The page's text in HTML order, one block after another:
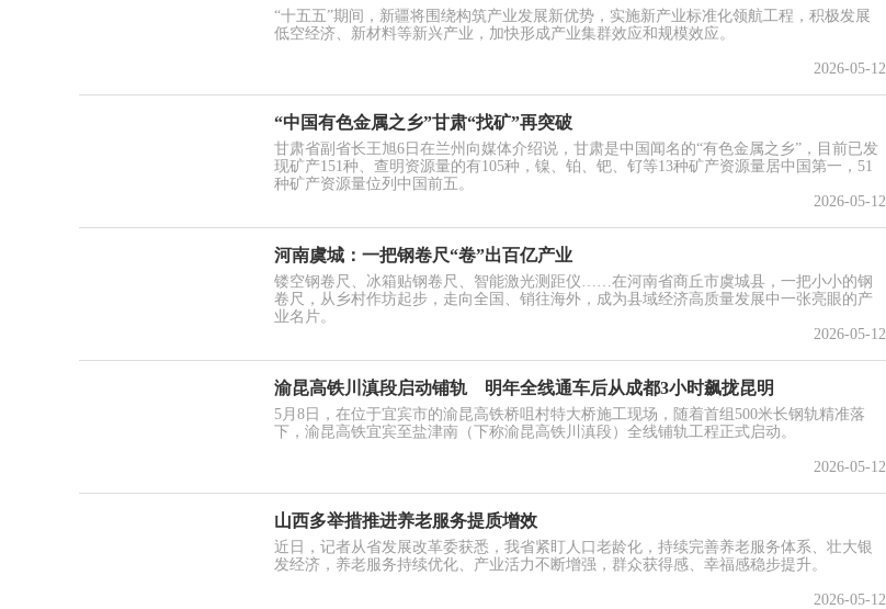
“十五五”期间，新疆将围绕构筑产业发展新优势，实施新产业标准化领航工程，积极发展
低空经济、新材料等新兴产业，加快形成产业集群效应和规模效应。
2026-05-12
“中国有色金属之乡”甘肃“找矿”再突破
甘肃省副省长王旭6日在兰州向媒体介绍说，甘肃是中国闻名的“有色金属之乡”，目前已发
现矿产151种、查明资源量的有105种，镍、铂、钯、钌等13种矿产资源量居中国第一，51
种矿产资源量位列中国前五。
2026-05-12
河南虞城：一把钢卷尺“卷”出百亿产业
镂空钢卷尺、冰箱贴钢卷尺、智能激光测距仪……在河南省商丘市虞城县，一把小小的钢
卷尺，从乡村作坊起步，走向全国、销往海外，成为县域经济高质量发展中一张亮眼的产
业名片。
2026-05-12
渝昆高铁川滇段启动铺轨 明年全线通车后从成都3小时飙拢昆明
5月8日，在位于宜宾市的渝昆高铁桥咀村特大桥施工现场，随着首组500米长钢轨精准落
下，渝昆高铁宜宾至盐津南（下称渝昆高铁川滇段）全线铺轨工程正式启动。
2026-05-12
山西多举措推进养老服务提质增效
近日，记者从省发展改革委获悉，我省紧盯人口老龄化，持续完善养老服务体系、壮大银
发经济，养老服务持续优化、产业活力不断增强，群众获得感、幸福感稳步提升。
2026-05-12